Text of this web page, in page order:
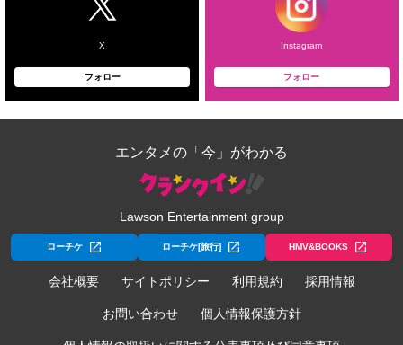
X
フォロー
Instagram
フォロー
エンタメの「今」がわかる
Lawson Entertainment group
ローチケ ローチケ[旅行] HMV&BOOKS
会社概要 サイトポリシー 利用規約 採用情報
お問い合わせ 個人情報保護方針